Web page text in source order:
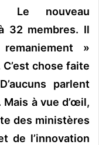
Le nouveau
32 membres. Il
»
chose faite
parlent
à vue d’œil,
des ministères
de l’innovation